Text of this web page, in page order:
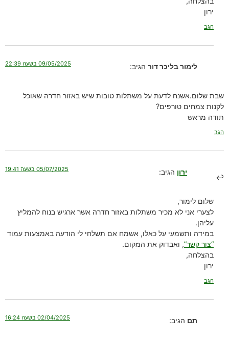
ירון
הגב
לימור בליכר דור הגיב: 09/05/2025 בשעה 22:39
שבת שלום.אשנח לדעת על משתלות טובות שיש באזור חדרה שאוכל
לקנות צמחים טורפים?
תודה מראש
הגב
ירון הגיב: 05/07/2025 בשעה 19:41
שלום לימור,
לצערי אני לא מכיר משתלות באזור חדרה אשר ארגיש בנוח להמליץ
עליהן.
במידה ותשמעי על כאלו, אשמח אם תשלחי לי הודעה באמצעות עמוד
“צור קשר”, ואבדוק את המקום.
בהצלחה,
ירון
הגב
תם הגיב: 02/04/2025 בשעה 16:24